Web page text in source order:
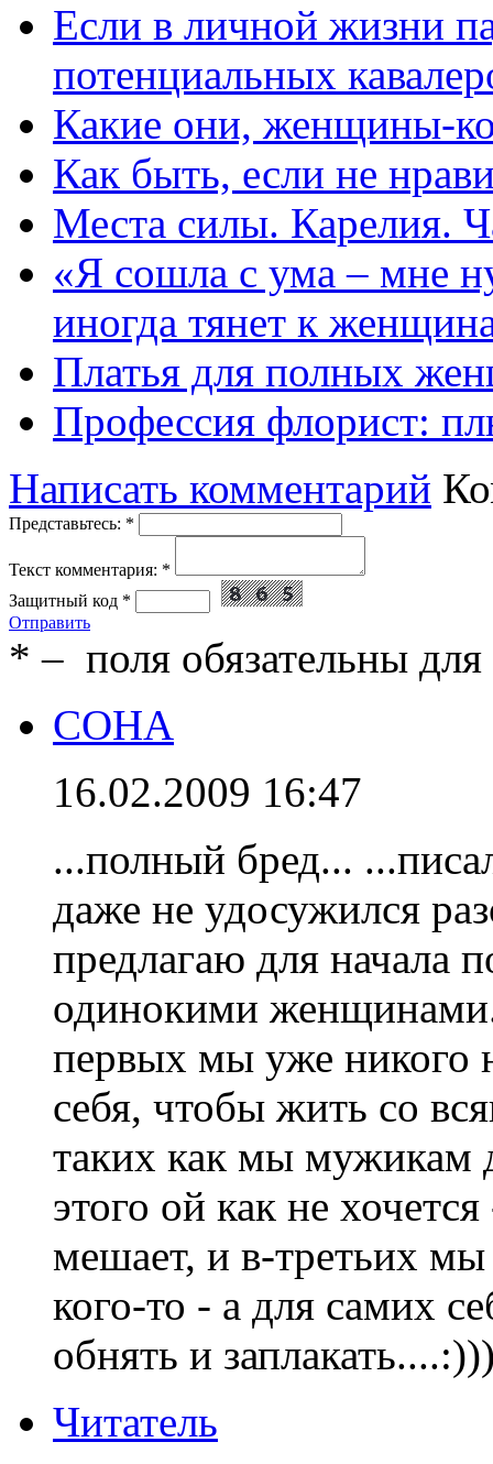
Если в личной жизни
потенциальных
Какие они, женщины-
Как быть, если не
Места силы. Карелия.
«Я сошла с ума – мне
иногда тянет к
Платья для полных
Профессия флорист:
Написать комментарий
Представьтесь: *
Текст комментария: *
Защитный код *
Отправить
* – поля обязательны для
СОНА
16.02.2009 16:47
...полный бред...
даже не удосужился
предлагаю для начала
одинокими
первых мы уже
себя, чтобы жить со
таких как мы мужикам
этого ой как не
мешает, и в-третьих мы
кого-то - а для самих
обнять и
Читатель